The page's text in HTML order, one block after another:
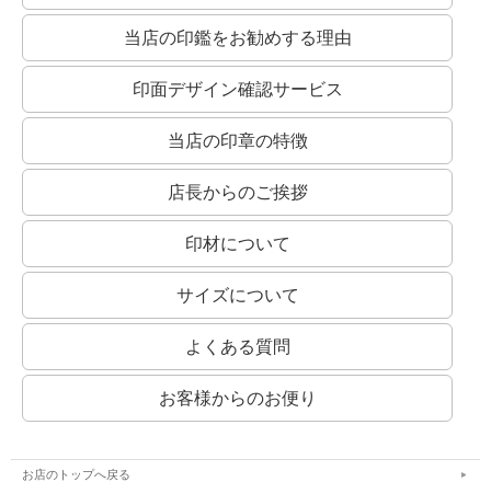
当店の印鑑をお勧めする理由
印面デザイン確認サービス
当店の印章の特徴
店長からのご挨拶
印材について
サイズについて
よくある質問
お客様からのお便り
お店のトップへ戻る